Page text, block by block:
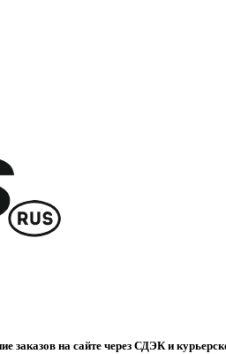
на сайте через СДЭК и